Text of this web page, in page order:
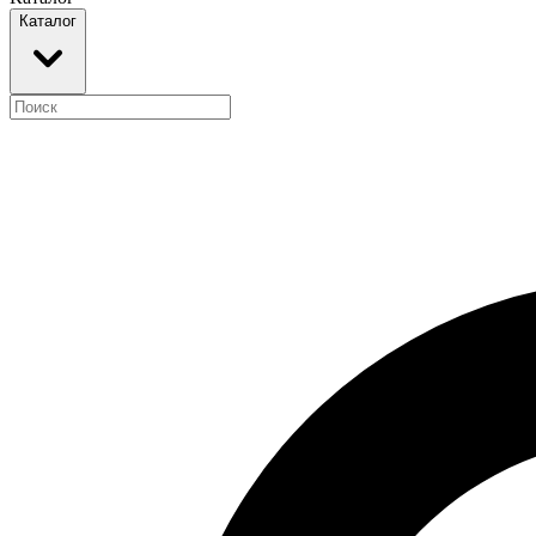
Каталог